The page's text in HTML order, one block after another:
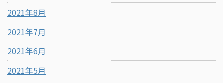
2021年8月
2021年7月
2021年6月
2021年5月